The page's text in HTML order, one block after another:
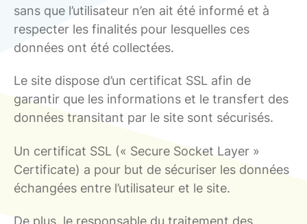
sans que l’utilisateur n’en ait été informé et à
respecter les finalités pour lesquelles ces
données ont été collectées.
Le site dispose d’un certificat SSL afin de
garantir que les informations et le transfert des
données transitant par le site sont sécurisés.
Un certificat SSL (« Secure Socket Layer »
Certificate) a pour but de sécuriser les données
échangées entre l’utilisateur et le site.